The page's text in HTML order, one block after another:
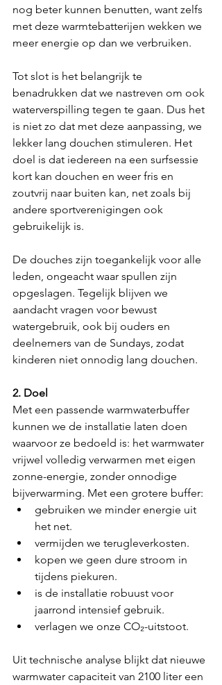
nog beter kunnen benutten, want zelfs
met deze warmtebatterijen wekken we
meer energie op dan we verbruiken.
Tot slot is het belangrijk te
benadrukken dat we nastreven om ook
waterverspilling tegen te gaan. Dus het
is niet zo dat met deze aanpassing, we
lekker lang douchen stimuleren. Het
doel is dat iedereen na een surfsessie
kort kan douchen en weer fris en
zoutvrij naar buiten kan, net zoals bij
andere sportverenigingen ook
gebruikelijk is.
De douches zijn toegankelijk voor alle
leden, ongeacht waar spullen zijn
opgeslagen. Tegelijk blijven we
aandacht vragen voor bewust
watergebruik, ook bij ouders en
deelnemers van de Sundays, zodat
kinderen niet onnodig lang douchen.
2. Doel
Met een passende warmwaterbuffer
kunnen we de installatie laten doen
waarvoor ze bedoeld is: het warmwater
vrijwel volledig verwarmen met eigen
zonne-energie, zonder onnodige
bijverwarming. Met een grotere buffer:
gebruiken we minder energie uit
het net.
vermijden we terugleverkosten.
kopen we geen dure stroom in
tijdens piekuren.
is de installatie robuust voor
jaarrond intensief gebruik.
verlagen we onze CO₂-uitstoot.
Uit technische analyse blijkt dat nieuwe
warmwater capaciteit van 2100 liter een